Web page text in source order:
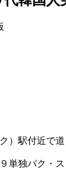
）駅付近で
単独パク・